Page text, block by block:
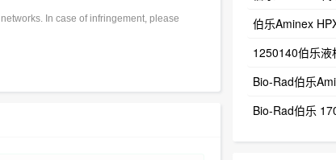
In case of infringement, please